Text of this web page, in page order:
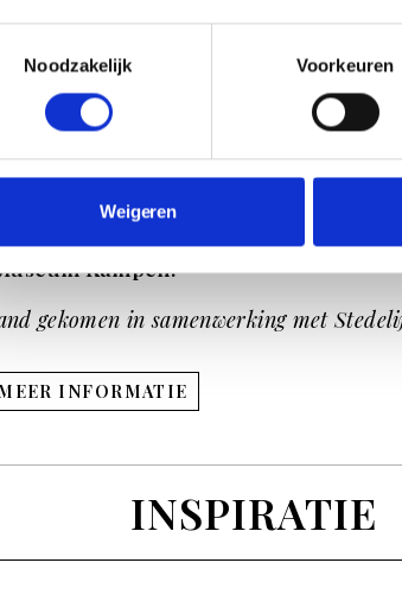
Noodzakelijk
Voorkeuren
Weigeren
is bijzonder. Dat is ook
gehad met prints van Van der Haak.
outfit in een handomdraai upgraden
je namelijk prachtig afgewerkte
gelegenheid van de
Christie van der Haak is van 19 juni
Kampen.
gekomen in samenwerking met
INFORMATIE
INSPIRATIE